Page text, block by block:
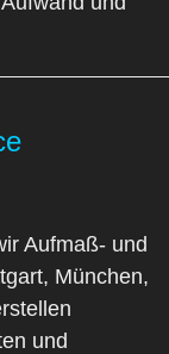
Aufmaß- und
, München,
und